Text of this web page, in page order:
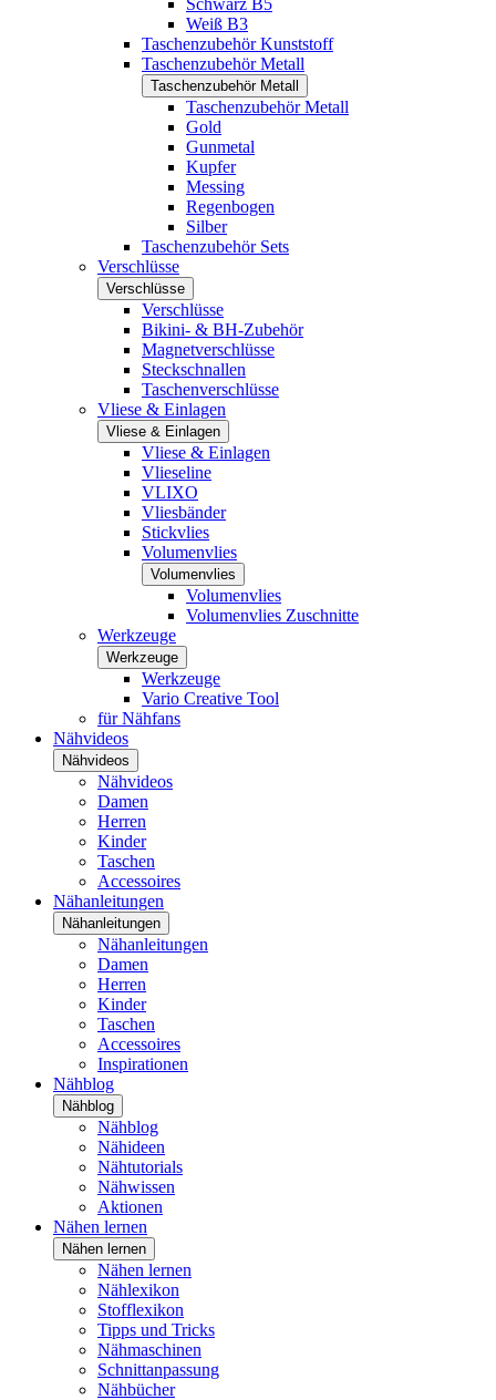
Schwarz B5
Weiß B3
Taschenzubehör Kunststoff
Taschenzubehör Metall
Taschenzubehör Metall
Taschenzubehör Metall
Gold
Gunmetal
Kupfer
Messing
Regenbogen
Silber
Taschenzubehör Sets
Verschlüsse
Verschlüsse
Verschlüsse
Bikini- & BH-Zubehör
Magnetverschlüsse
Steckschnallen
Taschenverschlüsse
Vliese & Einlagen
Vliese & Einlagen
Vliese & Einlagen
Vlieseline
VLIXO
Vliesbänder
Stickvlies
Volumenvlies
Volumenvlies
Volumenvlies
Volumenvlies Zuschnitte
Werkzeuge
Werkzeuge
Werkzeuge
Vario Creative Tool
für Nähfans
Nähvideos
Nähvideos
Nähvideos
Damen
Herren
Kinder
Taschen
Accessoires
Nähanleitungen
Nähanleitungen
Nähanleitungen
Damen
Herren
Kinder
Taschen
Accessoires
Inspirationen
Nähblog
Nähblog
Nähblog
Nähideen
Nähtutorials
Nähwissen
Aktionen
Nähen lernen
Nähen lernen
Nähen lernen
Nählexikon
Stofflexikon
Tipps und Tricks
Nähmaschinen
Schnittanpassung
Nähbücher